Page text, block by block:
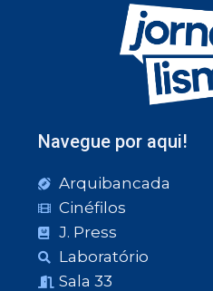
Navegue por aqui!
Arquibancada
Cinéfilos
J. Press
Laboratório
Sala 33